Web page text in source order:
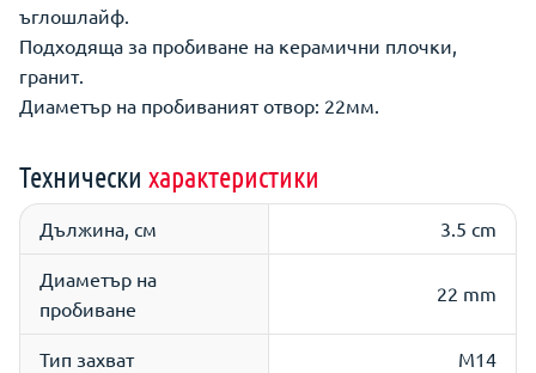
ъглошлайф.
Подходяща за пробиване на керамични плочки,
гранит.
Диаметър на пробиваният отвор: 22мм.
Технически характеристики
Дължина, см 3.5 cm
Диаметър на
пробиване
22 mm
Тип захват M14